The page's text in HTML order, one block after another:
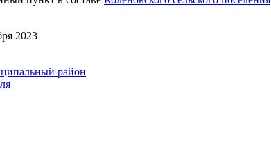
2023
район